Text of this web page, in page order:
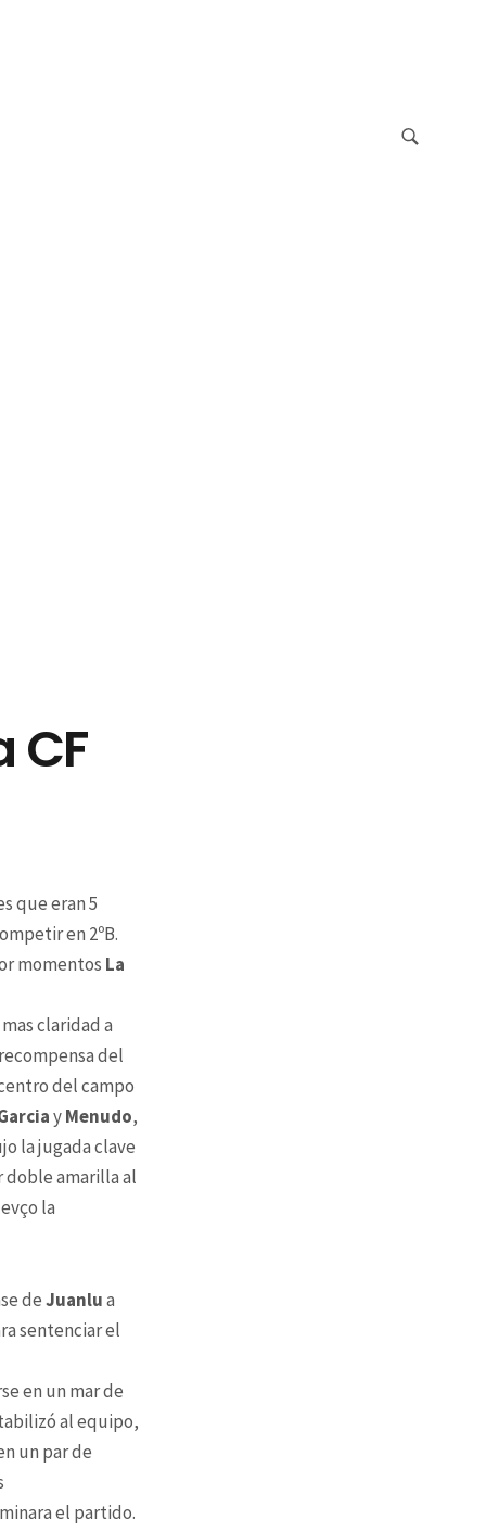
CF
que eran 5
en 2ºB.
momentos La
claridad a
del
del campo
yMenudo,
la jugada clave
doble amarilla al
la
deJuanlua
sentenciar el
en un mar de
al equipo,
un par de
el partido.